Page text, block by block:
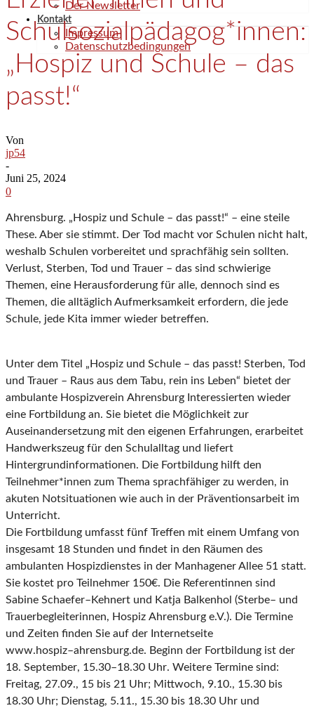
Der Newsletter
Kontakt
Impressum
Datenschutzbedingungen
Schulsozialpädagog*innen:
„Hospiz und Schule – das
passt!“
Von
jp54
-
Juni 25, 2024
0
Ahrensburg. „Hospiz und Schule – das passt!“ – eine steile
These. Aber sie stimmt. Der Tod macht vor Schulen nicht halt,
weshalb Schulen vorbereitet und sprachfähig sein sollten.
Verlust, Sterben, Tod und Trauer – das sind schwierige
Themen, eine Herausforderung für alle, dennoch sind es
Themen, die alltäglich Aufmerksamkeit erfordern, die jede
Schule, jede Kita immer wieder betreffen.
Unter dem Titel „Hospiz und Schule – das passt! Sterben, Tod
und Trauer – Raus aus dem Tabu, rein ins Leben“ bietet der
ambulante Hospizverein Ahrensburg Interessierten wieder
eine Fortbildung an. Sie bietet die Möglichkeit zur
Auseinandersetzung mit den eigenen Erfahrungen, erarbeitet
Handwerkszeug für den Schulalltag und liefert
Hintergrundinformationen. Die Fortbildung hilft den
Teilnehmer*innen zum Thema sprachfähiger zu werden, in
akuten Notsituationen wie auch in der Präventionsarbeit im
Unterricht.
Die Fortbildung umfasst fünf Treffen mit einem Umfang von
insgesamt 18 Stunden und findet in den Räumen des
ambulanten Hospizdienstes in der Manhagener Allee 51 statt.
Sie kostet pro Teilnehmer 150€. Die Referentinnen sind
Sabine Schaefer– Kehnert und Katja Balkenhol (Sterbe– und
Trauerbegleiterinnen, Hospiz Ahrensburg e.V.). Die Termine
und Zeiten finden Sie auf der Internetseite
www.hospiz–ahrensburg.de. Beginn der Fortbildung ist der
1 8. September, 15.30–18.30 Uhr. Weitere Termine sind:
Freitag, 27.09., 15 bis 21 Uhr; Mittwoch, 9.10., 15.30 bis
18.30 Uhr; Dienstag, 5.11., 15.30 bis 18.30 Uhr und